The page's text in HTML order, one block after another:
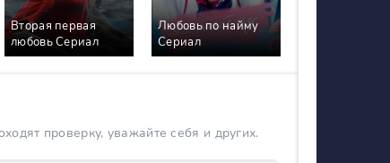
Вторая первая
любовь Сериал
Любовь по найму
Сериал
проверку, уважайте себя и других.